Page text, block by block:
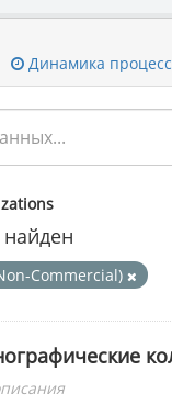
Динамика
Commercial)